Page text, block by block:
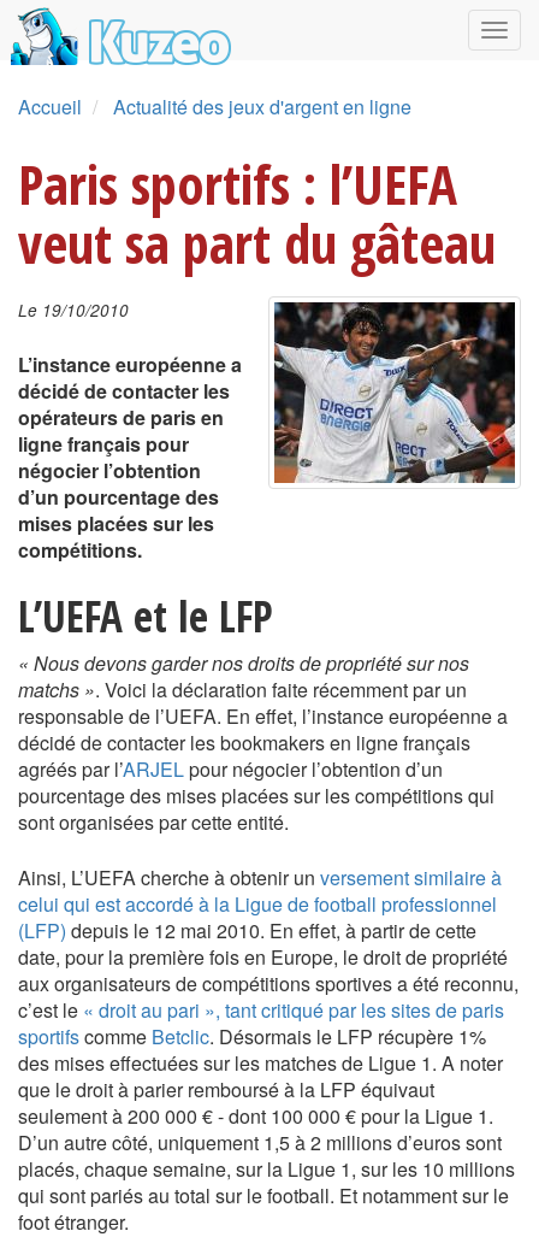
Accueil Actualité des jeux d'argent en ligne
Paris sportifs : l’UEFA
veut sa part du gâteau
Le 19/10/2010
L’instance européenne a
décidé de contacter les
opérateurs de paris en
ligne français pour
négocier l’obtention
d’un pourcentage des
mises placées sur les
compétitions.
L’UEFA et le LFP
« Nous devons garder nos droits de propriété sur nos
matchs ». Voici la déclaration faite récemment par un
responsable de l’UEFA. En effet, l’instance européenne a
décidé de contacter les bookmakers en ligne français
agréés par l’ARJELpour négocier l’obtention d’un
pourcentage des mises placées sur les compétitions qui
sont organisées par cette entité.
Ainsi, L’UEFA cherche à obtenir un versement similaire à
celui qui est accordé à la Ligue de football professionnel
(LFP) depuis le 12 mai 2010. En effet, à partir de cette
date, pour la première fois en Europe, le droit de propriété
aux organisateurs de compétitions sportives a été reconnu,
c’est le « droit au pari », tant critiqué par les sites de paris
sportifscomme Betclic. Désormais le LFP récupère 1%
des mises effectuées sur les matches de Ligue 1. A noter
que le droit à parier remboursé à la LFP équivaut
seulement à 200 000 € - dont 100 000 € pour la Ligue 1.
D’un autre côté, uniquement 1,5 à 2 millions d’euros sont
placés, chaque semaine, sur la Ligue 1, sur les 10 millions
qui sont pariés au total sur le football. Et notamment sur le
foot étranger.